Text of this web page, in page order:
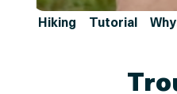
Hiking Tutorial